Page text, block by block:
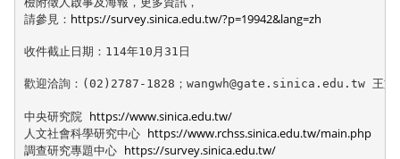
請參見： https://survey.sinica.edu.tw/?p=19942&lang=zh
收件截止日期：114年10月31日
歡迎洽詢：(02)2787-1828；wangwh@gate.sinica.edu.tw 王文
中央研究院 https://www.sinica.edu.tw/
人文社會科學研究中心 https://www.rchss.sinica.edu.tw/main.php
調查研究專題中心 https://survey.sinica.edu.tw/